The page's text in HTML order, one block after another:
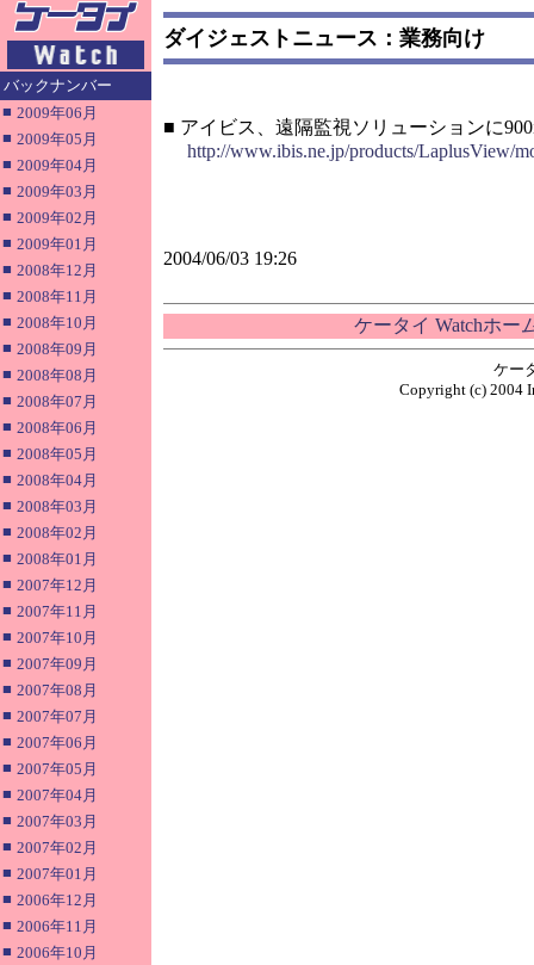
バックナンバー
■ 2009年06月
■ 2009年05月
■ 2009年04月
■ 2009年03月
■ 2009年02月
■ 2009年01月
■ 2008年12月
■ 2008年11月
■ 2008年10月
■ 2008年09月
■ 2008年08月
■ 2008年07月
■ 2008年06月
■ 2008年05月
■ 2008年04月
■ 2008年03月
■ 2008年02月
■ 2008年01月
■ 2007年12月
■ 2007年11月
■ 2007年10月
■ 2007年09月
■ 2007年08月
■ 2007年07月
■ 2007年06月
■ 2007年05月
■ 2007年04月
■ 2007年03月
■ 2007年02月
■ 2007年01月
■ 2006年12月
■ 2006年11月
■ 2006年10月
ダイジェストニュース：業務向け
■ アイビス、遠隔監視ソリューションに
http://www.ibis.ne.jp/products/LaplusView/
2004/06/03 19:26
ケータイ Watchホー
ケー
Copyright (c) 2004